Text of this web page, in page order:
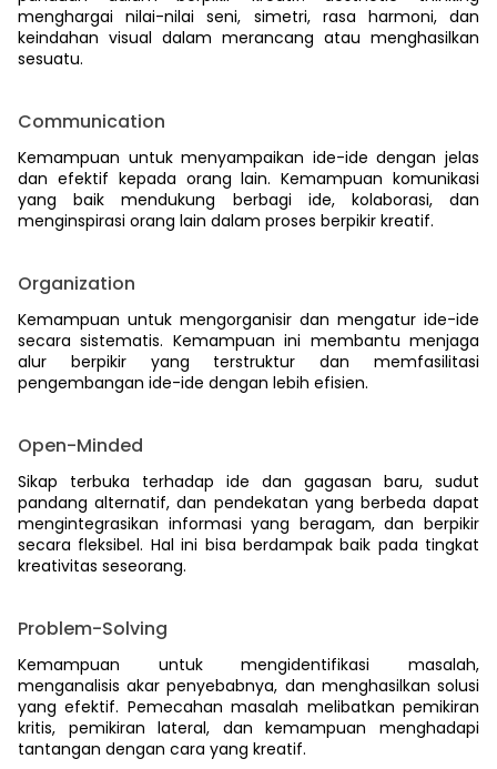
menghargai nilai-nilai seni, simetri, rasa harmoni, dan
keindahan visual dalam merancang atau menghasilkan
sesuatu.
Communication
Kemampuan untuk menyampaikan ide-ide dengan jelas
dan efektif kepada orang lain. Kemampuan komunikasi
yang baik mendukung berbagi ide, kolaborasi, dan
menginspirasi orang lain dalam proses berpikir kreatif.
Organization
Kemampuan untuk mengorganisir dan mengatur ide-ide
secara sistematis. Kemampuan ini membantu menjaga
alur berpikir yang terstruktur dan memfasilitasi
pengembangan ide-ide dengan lebih efisien.
Open-Minded
Sikap terbuka terhadap ide dan gagasan baru, sudut
pandang alternatif, dan pendekatan yang berbeda dapat
mengintegrasikan informasi yang beragam, dan berpikir
secara fleksibel. Hal ini bisa berdampak baik pada tingkat
kreativitas seseorang.
Problem-Solving
Kemampuan untuk mengidentifikasi masalah,
menganalisis akar penyebabnya, dan menghasilkan solusi
yang efektif. Pemecahan masalah melibatkan pemikiran
kritis, pemikiran lateral, dan kemampuan menghadapi
tantangan dengan cara yang kreatif.